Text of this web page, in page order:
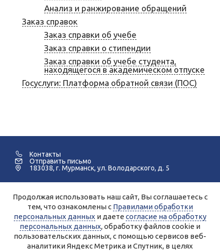
Анализ и ранжирование обращений
Заказ справок
Заказ справки об учебе
Заказ справки о стипендии
Заказ справки об учебе студента,
находящегося в академическом отпуске
Госуслуги: Платформа обратной связи (ПОС)
Контакты
Отправить письмо
183038, г. Мурманск, ул. Володарского, д. 5
©2005-2026 Мурманский Педагогический Колледж.
Для улучшения работы сайта и его взаимодействия с
пользователями используются файлы cookie и сервисы веб-
аналитики Яндекс.Метрика, Спутник.
Продолжая работу с сайтом, Вы даете разрешение на
использование cookie-файлов и согласие на обработку данных
сервисами Яндекс.Метрика, Спутник.
Продолжая использовать наш сайт, Вы соглашаетесь с
тем, что ознакомлены с Правилами обработки
персональных данных и даете согласие на обработку
персональных данных, обработку файлов cookie и
пользовательских данных, с помощью сервисов веб-
аналитики Яндекс Метрика и Спутник, в целях